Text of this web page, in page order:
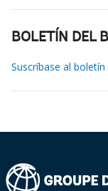
BOLETÍN DEL
Suscríbase al